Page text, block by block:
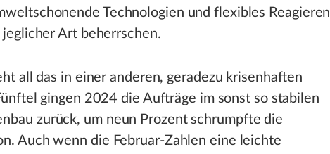
Technologien und flexibles Reagieren
Art beherrschen.
all das in einer anderen, geradezu krisenhaften
gingen 2024 die Aufträge im sonst so stabilen
zurück, um neun Prozent schrumpfte die
Auch wenn die Februar-Zahlen eine leichte